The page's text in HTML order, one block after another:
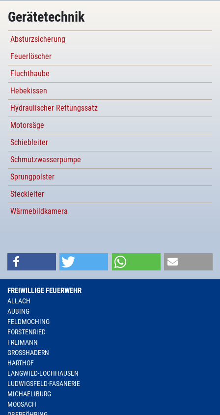
Gerätetechnik
Absturzsicherung
Feuerlöscher
Fluchthaube
Hebekissen
Hydraulischer Rettungssatz
Motorsäge
Schiebleiter
Schmutzwasserpumpe
Sprungpolster
Steckleiter
Wärmebildkamera
FREIWILLIGE FEUERWEHR
ALLACH
AUBING
FELDMOCHING
FORSTENRIED
FREIMANN
GROSSHADERN
HARTHOF
LANGWIED-LOCHHAUSEN
LUDWIGSFELD-FASANERIE
MICHAELIBURG
MOOSACH